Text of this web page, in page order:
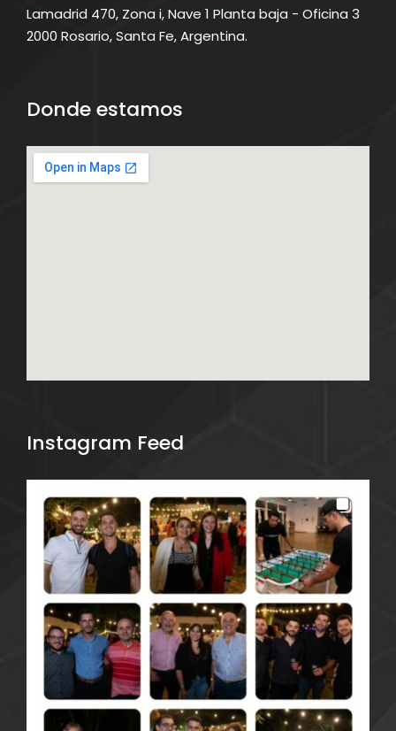
Lamadrid 470, Zona i, Nave 1 Planta baja - Oficina 3
2000 Rosario, Santa Fe, Argentina.
Donde estamos
Instagram Feed